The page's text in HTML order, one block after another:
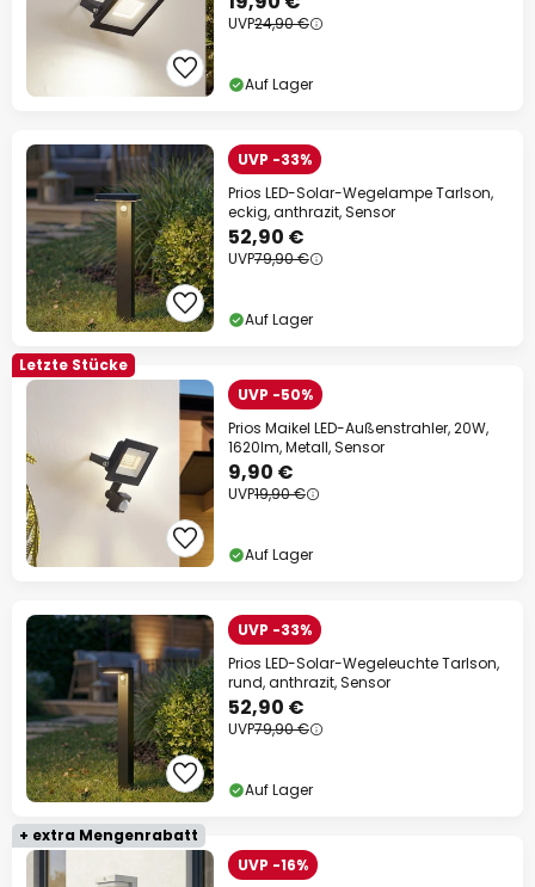
UVP24,90 €
Auf Lager
UVP -33%
Prios LED-Solar-Wegelampe Tarlson,
eckig, anthrazit, Sensor
52,90 €
UVP79,90 €
Auf Lager
Letzte Stücke
UVP -50%
Prios Maikel LED-Außenstrahler, 20W,
1620lm, Metall, Sensor
9,90 €
UVP19,90 €
Auf Lager
UVP -33%
Prios LED-Solar-Wegeleuchte Tarlson,
rund, anthrazit, Sensor
52,90 €
UVP79,90 €
Auf Lager
+ extra Mengenrabatt
UVP -16%